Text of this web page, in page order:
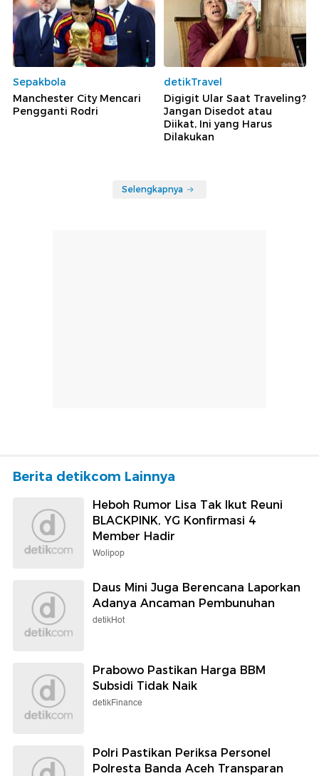
Sepakbola
Manchester City Mencari
Pengganti Rodri
detikTravel
Digigit Ular Saat Traveling?
Jangan Disedot atau
Diikat, Ini yang Harus
Dilakukan
Selengkapnya
Berita detikcom Lainnya
Heboh Rumor Lisa Tak Ikut Reuni
BLACKPINK, YG Konfirmasi 4
Member Hadir
Wolipop
Daus Mini Juga Berencana Laporkan
Adanya Ancaman Pembunuhan
detikHot
Prabowo Pastikan Harga BBM
Subsidi Tidak Naik
detikFinance
Polri Pastikan Periksa Personel
Polresta Banda Aceh Transparan